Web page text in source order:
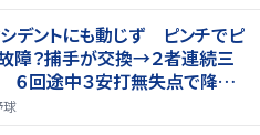
デントにも動じず ピンチでピ
障？捕手が交換→２者連続三
回途中３安打無失点で降
球